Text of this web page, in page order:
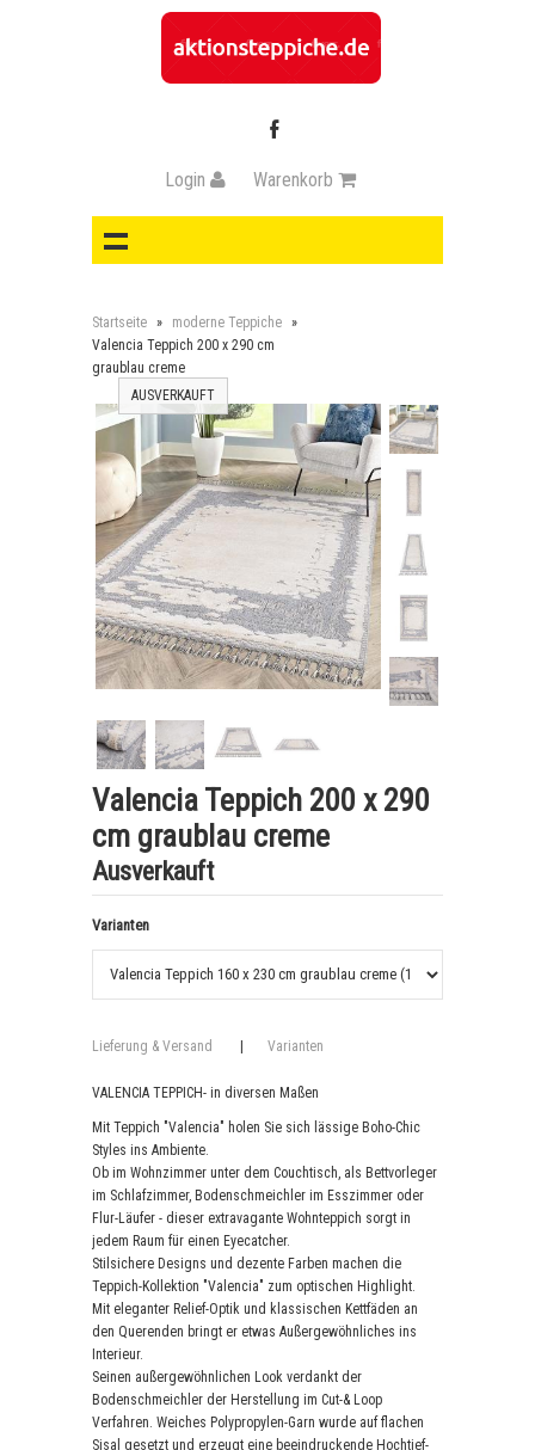
Login Warenkorb
Startseite » moderne Teppiche »
Valencia Teppich 200 x 290 cm
graublau creme
AUSVERKAUFT
Valencia Teppich 200 x 290
cm graublau creme
Ausverkauft
Varianten
Lieferung & Versand Varianten
VALENCIA TEPPICH- in diversen Maßen
Mit Teppich "Valencia" holen Sie sich lässige Boho-Chic
Styles ins Ambiente.
Ob im Wohnzimmer unter dem Couchtisch, als Bettvorleger
im Schlafzimmer, Bodenschmeichler im Esszimmer oder
Flur-Läufer - dieser extravagante Wohnteppich sorgt in
jedem Raum für einen Eyecatcher.
Stilsichere Designs und dezente Farben machen die
Teppich-Kollektion "Valencia" zum optischen Highlight.
Mit eleganter Relief-Optik und klassischen Kettfäden an
den Querenden bringt er etwas Außergewöhnliches ins
Interieur.
Seinen außergewöhnlichen Look verdankt der
Bodenschmeichler der Herstellung im Cut-& Loop
Verfahren. Weiches Polypropylen-Garn wurde auf flachen
Sisal gesetzt und erzeugt eine beeindruckende Hochtief-